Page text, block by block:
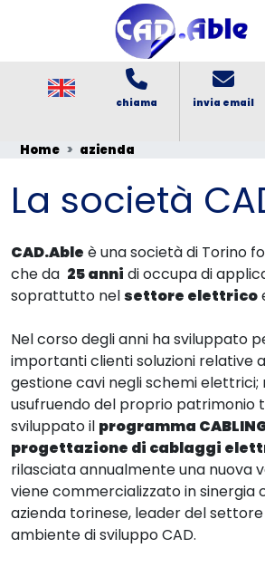
chiama invia email
Home azienda
La società
CAD.Able è una società di Torino
che da 25 anni di occupa di
soprattutto nelsettore elettrico
Nel corso degli anni ha sviluppato
importanti clienti soluzioni relative
gestione cavi negli schemi elettrici;
usufruendo del proprio patrimonio
sviluppato il programma
progettazione di cablaggi
rilasciata annualmente una nuova
viene commercializzato in sinergia
azienda torinese, leader del
ambiente di sviluppo CAD.